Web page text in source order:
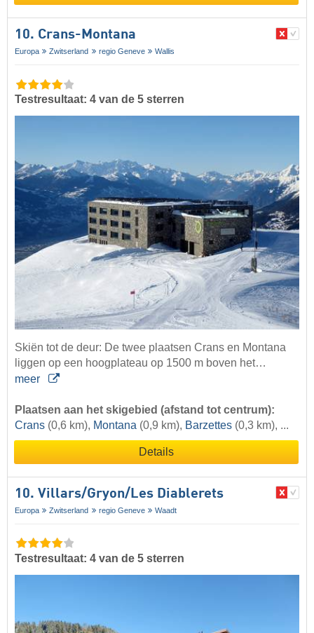
10. Crans-Montana
Europa Zwitserland regio Geneve Wallis
Testresultaat: 4 van de 5 sterren
Skiën tot de deur: De twee plaatsen Crans en Montana
liggen op een hoogplateau op 1500 m boven het…
meer
Plaatsen aan het skigebied (afstand tot centrum):
Crans (0,6 km), Montana (0,9 km), Barzettes (0,3 km), ...
Details
10. Villars/​Gryon/​Les Diablerets
Europa Zwitserland regio Geneve Waadt
Testresultaat: 4 van de 5 sterren